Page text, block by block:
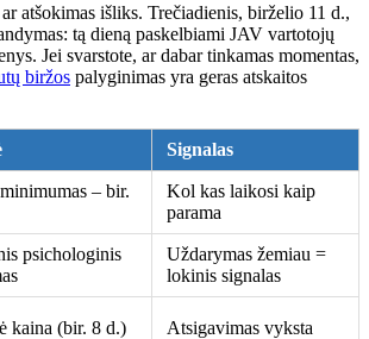
atšokimas išliks. Trečiadienis, birželio 11 d.,
tą dieną paskelbiami JAV vartotojų
Jei svarstote, ar dabar tinkamas momentas,
biržos palyginimas yra geras atskaitos
Signalas
– bir.
Kol kas laikosi kaip
parama
psichologinis
Uždarymas žemiau =
lokinis signalas
kaina (bir. 8 d.) Atsigavimas vyksta